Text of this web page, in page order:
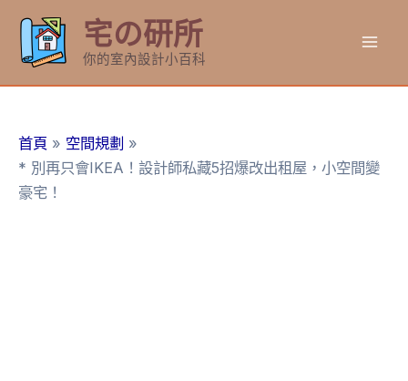
要
宅の研所
你的室內設計小百科
首頁
空間規劃
* 別再只會IKEA！設計師私藏5招爆改出租屋，小空間變
豪宅！